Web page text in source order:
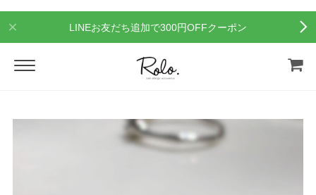
LINEお友だち追加で300円OFFクーポン